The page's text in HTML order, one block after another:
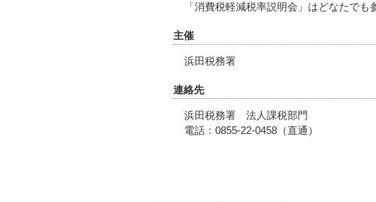
「消費税軽減税率説明会」はどなたでも
主催
浜田税務署
連絡先
浜田税務署 法人課税部門
電話：0855-22-0458（直通）